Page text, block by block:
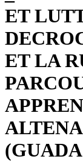
ET
ET LA